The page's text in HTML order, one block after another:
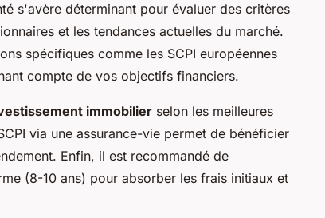
s'avère déterminant pour évaluer des critères
et les tendances actuelles du marché.
spécifiques comme les SCPI européennes
compte de vos objectifs financiers.
immobilier selon les meilleures
via une assurance-vie permet de bénéficier
Enfin, il est recommandé de
(8-10 ans) pour absorber les frais initiaux et